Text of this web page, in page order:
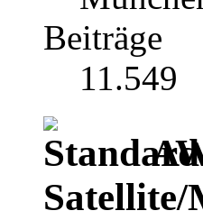
Beiträge
11.549
Satellite/